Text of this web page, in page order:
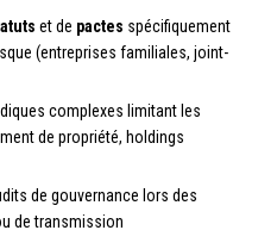
et de pactes spécifiquement
(entreprises familiales, joint-
complexes limitant les
de propriété, holdings
de gouvernance lors des
de transmission